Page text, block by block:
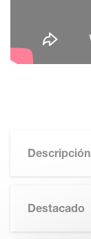
Descripción
Destacado